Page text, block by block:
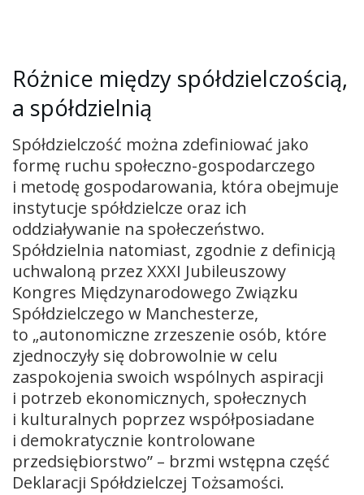
Różnice między spółdzielczością,
a spółdzielnią
Spółdzielczość można zdefiniować jako
formę ruchu społeczno-gospodarczego
i metodę gospodarowania, która obejmuje
instytucje spółdzielcze oraz ich
oddziaływanie na społeczeństwo.
Spółdzielnia natomiast, zgodnie z definicją
uchwaloną przez XXXI Jubileuszowy
Kongres Międzynarodowego Związku
Spółdzielczego w Manchesterze,
to „autonomiczne zrzeszenie osób, które
zjednoczyły się dobrowolnie w celu
zaspokojenia swoich wspólnych aspiracji
i potrzeb ekonomicznych, społecznych
i kulturalnych poprzez współposiadane
i demokratycznie kontrolowane
przedsiębiorstwo” – brzmi wstępna część
Deklaracji Spółdzielczej Tożsamości.